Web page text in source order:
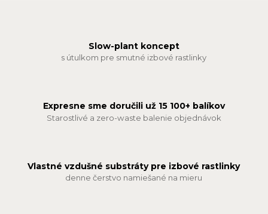
Slow-plant koncept
s útulkom pre smutné izbové rastlinky
Expresne sme doručili už 15 100+ balíkov
Starostlivé a zero-waste balenie objednávok
Vlastné vzdušné substráty pre izbové rastlinky
denne čerstvo namiešané na mieru